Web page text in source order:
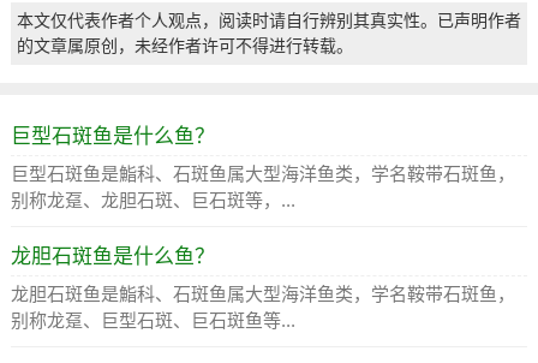
本文仅代表作者个人观点，阅读时请自行辨别其真实性。已声明作者
的文章属原创，未经作者许可不得进行转载。
巨型石斑鱼是什么鱼？
巨型石斑鱼是鮨科、石斑鱼属大型海洋鱼类，学名鞍带石斑鱼，
别称龙趸、龙胆石斑、巨石斑等，...
龙胆石斑鱼是什么鱼？
龙胆石斑鱼是鮨科、石斑鱼属大型海洋鱼类，学名鞍带石斑鱼，
别称龙趸、巨型石斑、巨石斑鱼等...